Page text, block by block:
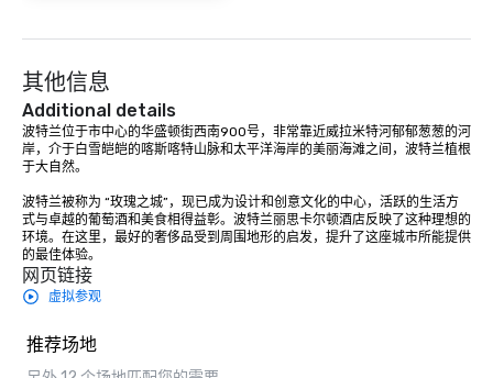
其他信息
Additional details
波特兰位于市中心的华盛顿街西南900号，非常靠近威拉米特河郁郁葱葱的河
岸，介于白雪皑皑的喀斯喀特山脉和太平洋海岸的美丽海滩之间，波特兰植根
于大自然。
波特兰被称为 “玫瑰之城”，现已成为设计和创意文化的中心，活跃的生活方
式与卓越的葡萄酒和美食相得益彰。波特兰丽思卡尔顿酒店反映了这种理想的
环境。在这里，最好的奢侈品受到周围地形的启发，提升了这座城市所能提供
的最佳体验。
网页链接
虚拟参观
推荐场地